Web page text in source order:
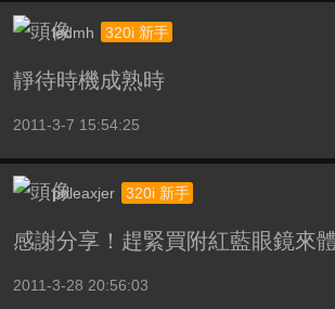
ledmh 320i 新手
靜待時機成熟時
2011-3-7 15:54:25
poleaxjer 320i 新手
感謝分享！趕緊買附紅藍眼鏡來
2011-3-28 20:56:03